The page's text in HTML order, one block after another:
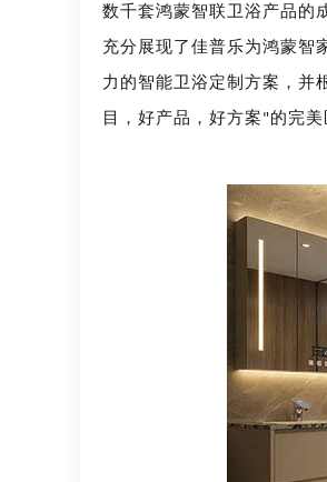
数千套鸿蒙智联卫浴产品的
充分展现了佳普乐为鸿蒙智
力的智能卫浴定制方案，并
目，好产品，好方案 " 的完美